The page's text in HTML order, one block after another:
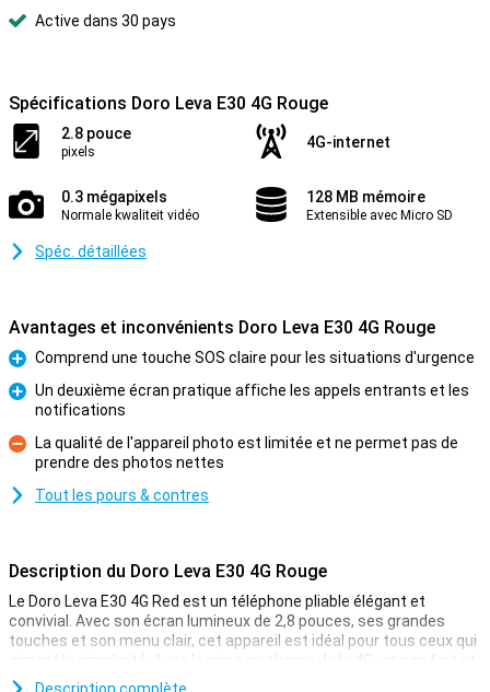
Active dans 30 pays
Spécifications Doro Leva E30 4G Rouge
2.8 pouce
pixels
4G-internet
0.3 mégapixels
Normale kwaliteit vidéo
128 MB mémoire
Extensible avec Micro SD
Spéc. détaillées
Avantages et inconvénients Doro Leva E30 4G Rouge
Pour
Comprend une touche SOS claire pour les situations d'urgence
Pour
Un deuxième écran pratique affiche les appels entrants et les
notifications
Contre
La qualité de l'appareil photo est limitée et ne permet pas de
prendre des photos nettes
Tout les pours & contres
Description du Doro Leva E30 4G Rouge
Le Doro Leva E30 4G Red est un téléphone pliable élégant et
convivial. Avec son écran lumineux de 2,8 pouces, ses grandes
touches et son menu clair, cet appareil est idéal pour tous ceux qui
aiment la simplicité. Avec la prise en charge de la 4G, un son fort et
clair et une touche d'urgence pratique, le E30 offre tout ce dont